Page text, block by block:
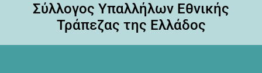
Σύλλογος Υπαλλήλων Εθνικής
Τράπεζας της Ελλάδος